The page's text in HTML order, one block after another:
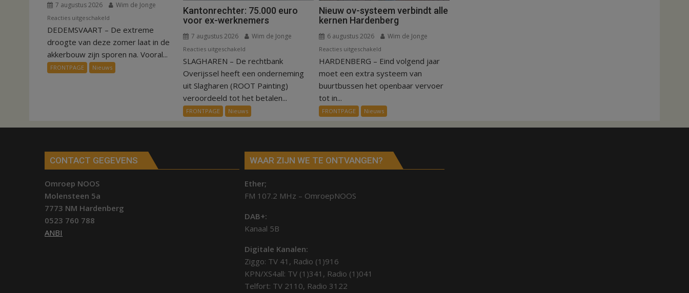
7 augustus 2026 Wim de Jonge
Reacties uitgeschakeld
VIDEO
Invloed
op
aardappeloogst
DEDEMSVAART – De extreme
droogte van deze zomer laat in de
akkerbouw zijn sporen na. Vooral...
FRONTPAGE Nieuws
Kantonrechter: 75.000 euro
voor ex-werknemers
7 augustus 2026 Wim de Jonge
Reacties uitgeschakeld
Kantonrechter:
75.000
euro
voor
ex-
werknemers
SLAGHAREN – De rechtbank
Overijssel heeft een onderneming
uit Slagharen (ROOT Painting)
veroordeeld tot het betalen...
FRONTPAGE Nieuws
Nieuw ov-systeem verbindt alle
kernen Hardenberg
6 augustus 2026 Wim de Jonge
Reacties uitgeschakeld
Nieuw
ov-
systeem
alle
kernen
Hardenberg
HARDENBERG – Eind volgend jaar
moet een extra systeem van
buurtbussen het openbaar vervoer
tot in...
FRONTPAGE Nieuws
CONTACT GEGEVENS
Omroep NOOS
Molensteen 5a
7773 NM Hardenberg
0523 760 788
ANBI
WAAR ZIJN WE TE ONTVANGEN?
Ether;
FM 107.2 MHz – OmroepNOOS
DAB+:
Kanaal 5B
Digitale Kanalen:
Ziggo: TV 41, Radio (1)916
KPN/XS4all: TV (1)341, Radio (1)041
Telfort: TV 2110, Radio 3122